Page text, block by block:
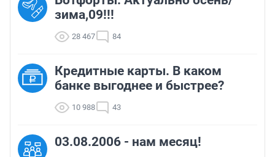
зима,09!!!
28 467 84
Кредитные карты. В каком
банке выгоднее и быстрее?
10 988 43
03.08.2006 - нам месяц!